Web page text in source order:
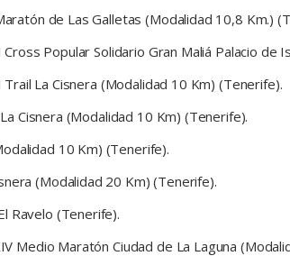
de Las Galletas (Modalidad 10,8 Km.)
Popular Solidario Gran Maliá Palacio de
La Cisnera (Modalidad 10 Km) (Tenerife).
Cisnera (Modalidad 10 Km) (Tenerife).
10 Km) (Tenerife).
(Modalidad 20 Km) (Tenerife).
Ravelo (Tenerife).
Maratón Ciudad de La Laguna